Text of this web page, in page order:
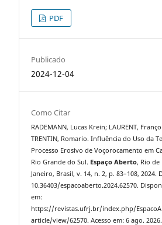
PDF
Publicado
2024-12-04
Como Citar
RADEMANN, Lucas Krein; LAURENT,
TRENTIN, Romario. Influência do Uso da
Processo Erosivo de Voçorocamento em
Rio Grande do Sul. Espaço Aberto, Rio de
Janeiro, Brasil, v. 14, n. 2, p. 83–108, 2024.
10.36403/espacoaberto.2024.62570.
em:
https://revistas.ufrj.br/index.php/
article/view/62570. Acesso em: 6 ago. 2026.